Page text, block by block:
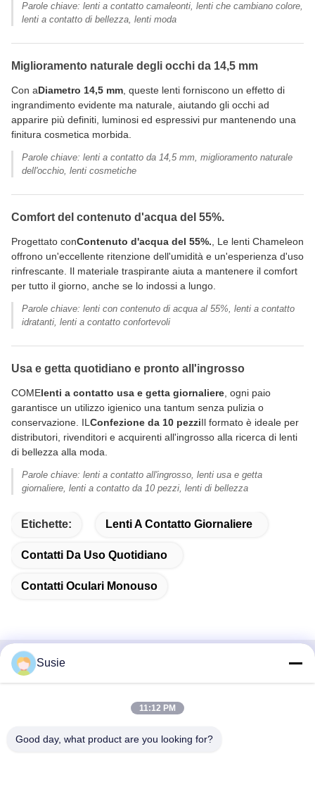
Parole chiave: lenti a contatto camaleonti, lenti che cambiano colore,
lenti a contatto di bellezza, lenti moda
Miglioramento naturale degli occhi da 14,5 mm
Con aDiametro 14,5 mm , queste lenti forniscono un effetto di
ingrandimento evidente ma naturale, aiutando gli occhi ad
apparire più definiti, luminosi ed espressivi pur mantenendo una
finitura cosmetica morbida.
Parole chiave: lenti a contatto da 14,5 mm, miglioramento naturale
dell'occhio, lenti cosmetiche
Comfort del contenuto d'acqua del 55%.
Progettato conContenuto d'acqua del 55%. , Le lenti Chameleon
offrono un'eccellente ritenzione dell'umidità e un'esperienza d'uso
rinfrescante. Il materiale traspirante aiuta a mantenere il comfort
per tutto il giorno, anche se lo indossi a lungo.
Parole chiave: lenti con contenuto di acqua al 55%, lenti a contatto
idratanti, lenti a contatto confortevoli
Usa e getta quotidiano e pronto all'ingrosso
COMElenti a contatto usa e getta giornaliere , ogni paio
garantisce un utilizzo igienico una tantum senza pulizia o
conservazione. IL Confezione da 10 pezziIl formato è ideale per
distributori, rivenditori e acquirenti all'ingrosso alla ricerca di lenti
di bellezza alla moda.
Parole chiave: lenti a contatto all'ingrosso, lenti usa e getta
giornaliere, lenti a contatto da 10 pezzi, lenti di bellezza
Etichette: Lenti A Contatto Giornaliere
Contatti Da Uso Quotidiano
Contatti Oculari Monouso
Contatto rapido
Prima Strada Zhongyi, Distretto di Yuhua, Changsha,
Susie
11:12 PM
Good day, what product are you looking for?